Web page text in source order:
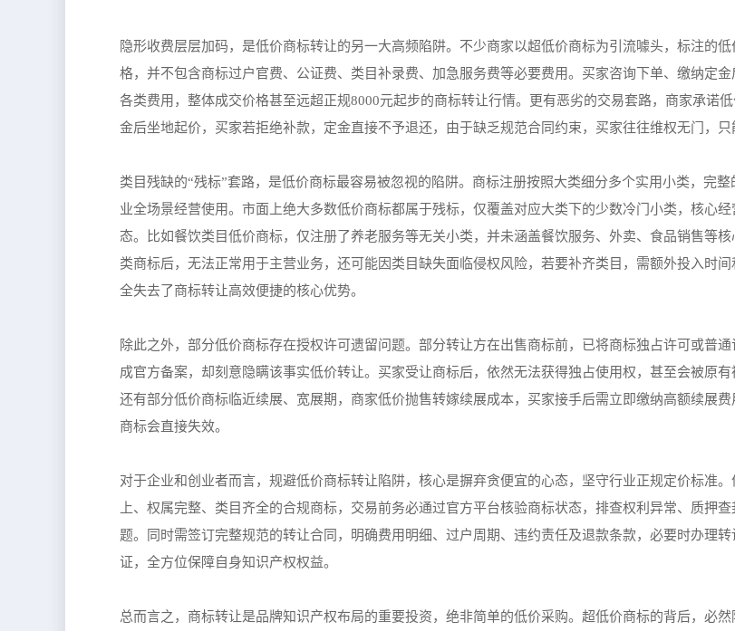
隐形收费层层加码，是低价商标转让的另一大高频陷阱。不少商家以超低价商标为引流噱头，标注的
格，并不包含商标过户官费、公证费、类目补录费、加急服务费等必要费用。买家咨询下单、缴纳定金
各类费用，整体成交价格甚至远超正规8000元起步的商标转让行情。更有恶劣的交易套路，商家承诺
金后坐地起价，买家若拒绝补款，定金直接不予退还，由于缺乏规范合同约束，买家往往维权无门，只
类目残缺的“残标”套路，是低价商标最容易被忽视的陷阱。商标注册按照大类细分多个实用小类，完
业全场景经营使用。市面上绝大多数低价商标都属于残标，仅覆盖对应大类下的少数冷门小类，核心
态。比如餐饮类目低价商标，仅注册了养老服务等无关小类，并未涵盖餐饮服务、外卖、食品销售等
类商标后，无法正常用于主营业务，还可能因类目缺失面临侵权风险，若要补齐类目，需额外投入时
全失去了商标转让高效便捷的核心优势。
除此之外，部分低价商标存在授权许可遗留问题。部分转让方在出售商标前，已将商标独占许可或普
成官方备案，却刻意隐瞒该事实低价转让。买家受让商标后，依然无法获得独占使用权，甚至会被原有
还有部分低价商标临近续展、宽展期，商家低价抛售转嫁续展成本，买家接手后需立即缴纳高额续展费
商标会直接失效。
对于企业和创业者而言，规避低价商标转让陷阱，核心是摒弃贪便宜的心态，坚守行业正规定价标准。
上、权属完整、类目齐全的合规商标，交易前务必通过官方平台核验商标状态，排查权利异常、质押查
题。同时需签订完整规范的转让合同，明确费用明细、过户周期、违约责任及退款条款，必要时办理
证，全方位保障自身知识产权权益。
总而言之，商标转让是品牌知识产权布局的重要投资，绝非简单的低价采购。超低价商标的背后，必